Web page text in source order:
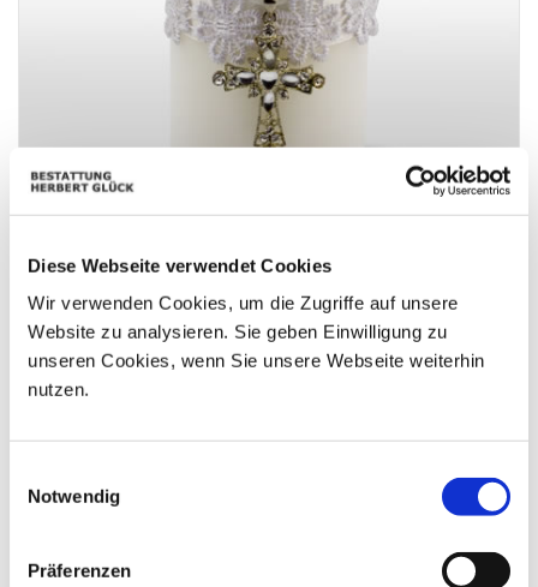
Diese Webseite verwendet Cookies
Wir verwenden Cookies, um die Zugriffe auf unsere
Website zu analysieren. Sie geben Einwilligung zu
unseren Cookies, wenn Sie unsere Webseite weiterhin
nutzen.
Notwendig
Präferenzen
Zur Erinnerung von Anni